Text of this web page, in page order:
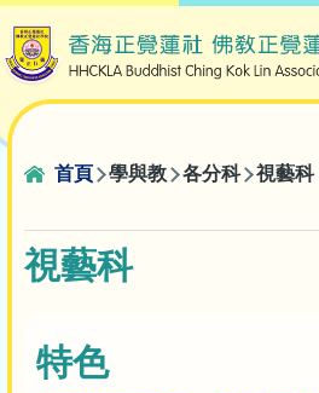
移至主內容
導
連
結
首頁 學與教 各分科 視藝科
視藝科
特色